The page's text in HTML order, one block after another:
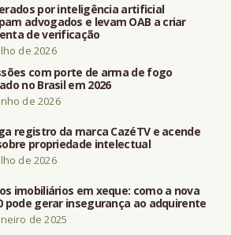
por inteligência artificial
advogados e levam OAB a criar
de verificação
de 2026
com porte de arma de fogo
no Brasil em 2026
de 2026
registro da marca CazéTV e acende
propriedade intelectual
de 2026
imobiliários em xeque: como a nova
pode gerar insegurança ao adquirente
de 2025